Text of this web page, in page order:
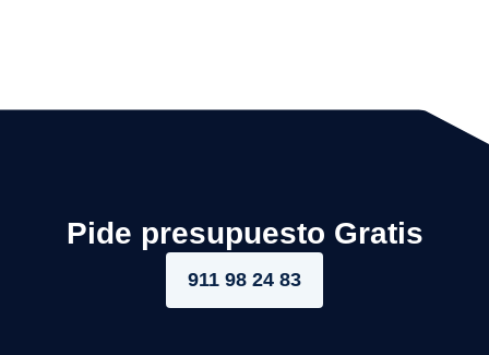
Pide presupuesto Gratis
911 98 24 83